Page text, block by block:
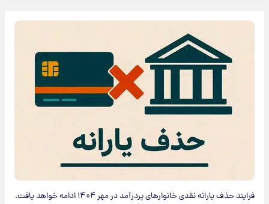
فرایند حذف یارانه نقدی خانوارهای پردرآمد در مهر ۱۴۰۴ ادامه خواهد یافت.